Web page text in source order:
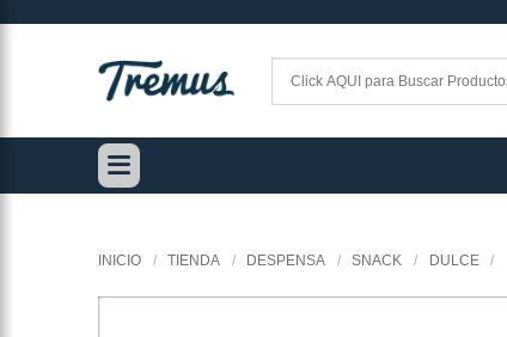
INICIO / TIENDA / DESPENSA / SNACK / DULCE /